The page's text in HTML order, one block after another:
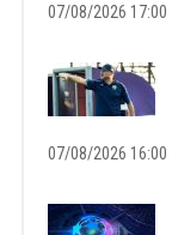
07/08/2026 17:00
07/08/2026 16:00